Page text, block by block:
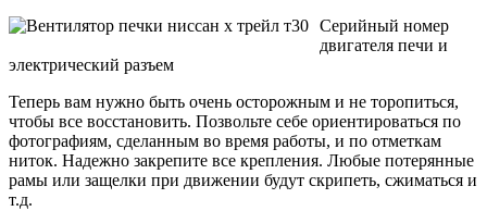
Серийный номер
двигателя печи и
электрический разъем
Теперь вам нужно быть очень осторожным и не торопиться,
чтобы все восстановить. Позвольте себе ориентироваться по
фотографиям, сделанным во время работы, и по отметкам
ниток. Надежно закрепите все крепления. Любые потерянные
рамы или защелки при движении будут скрипеть, сжиматься и
т.д.